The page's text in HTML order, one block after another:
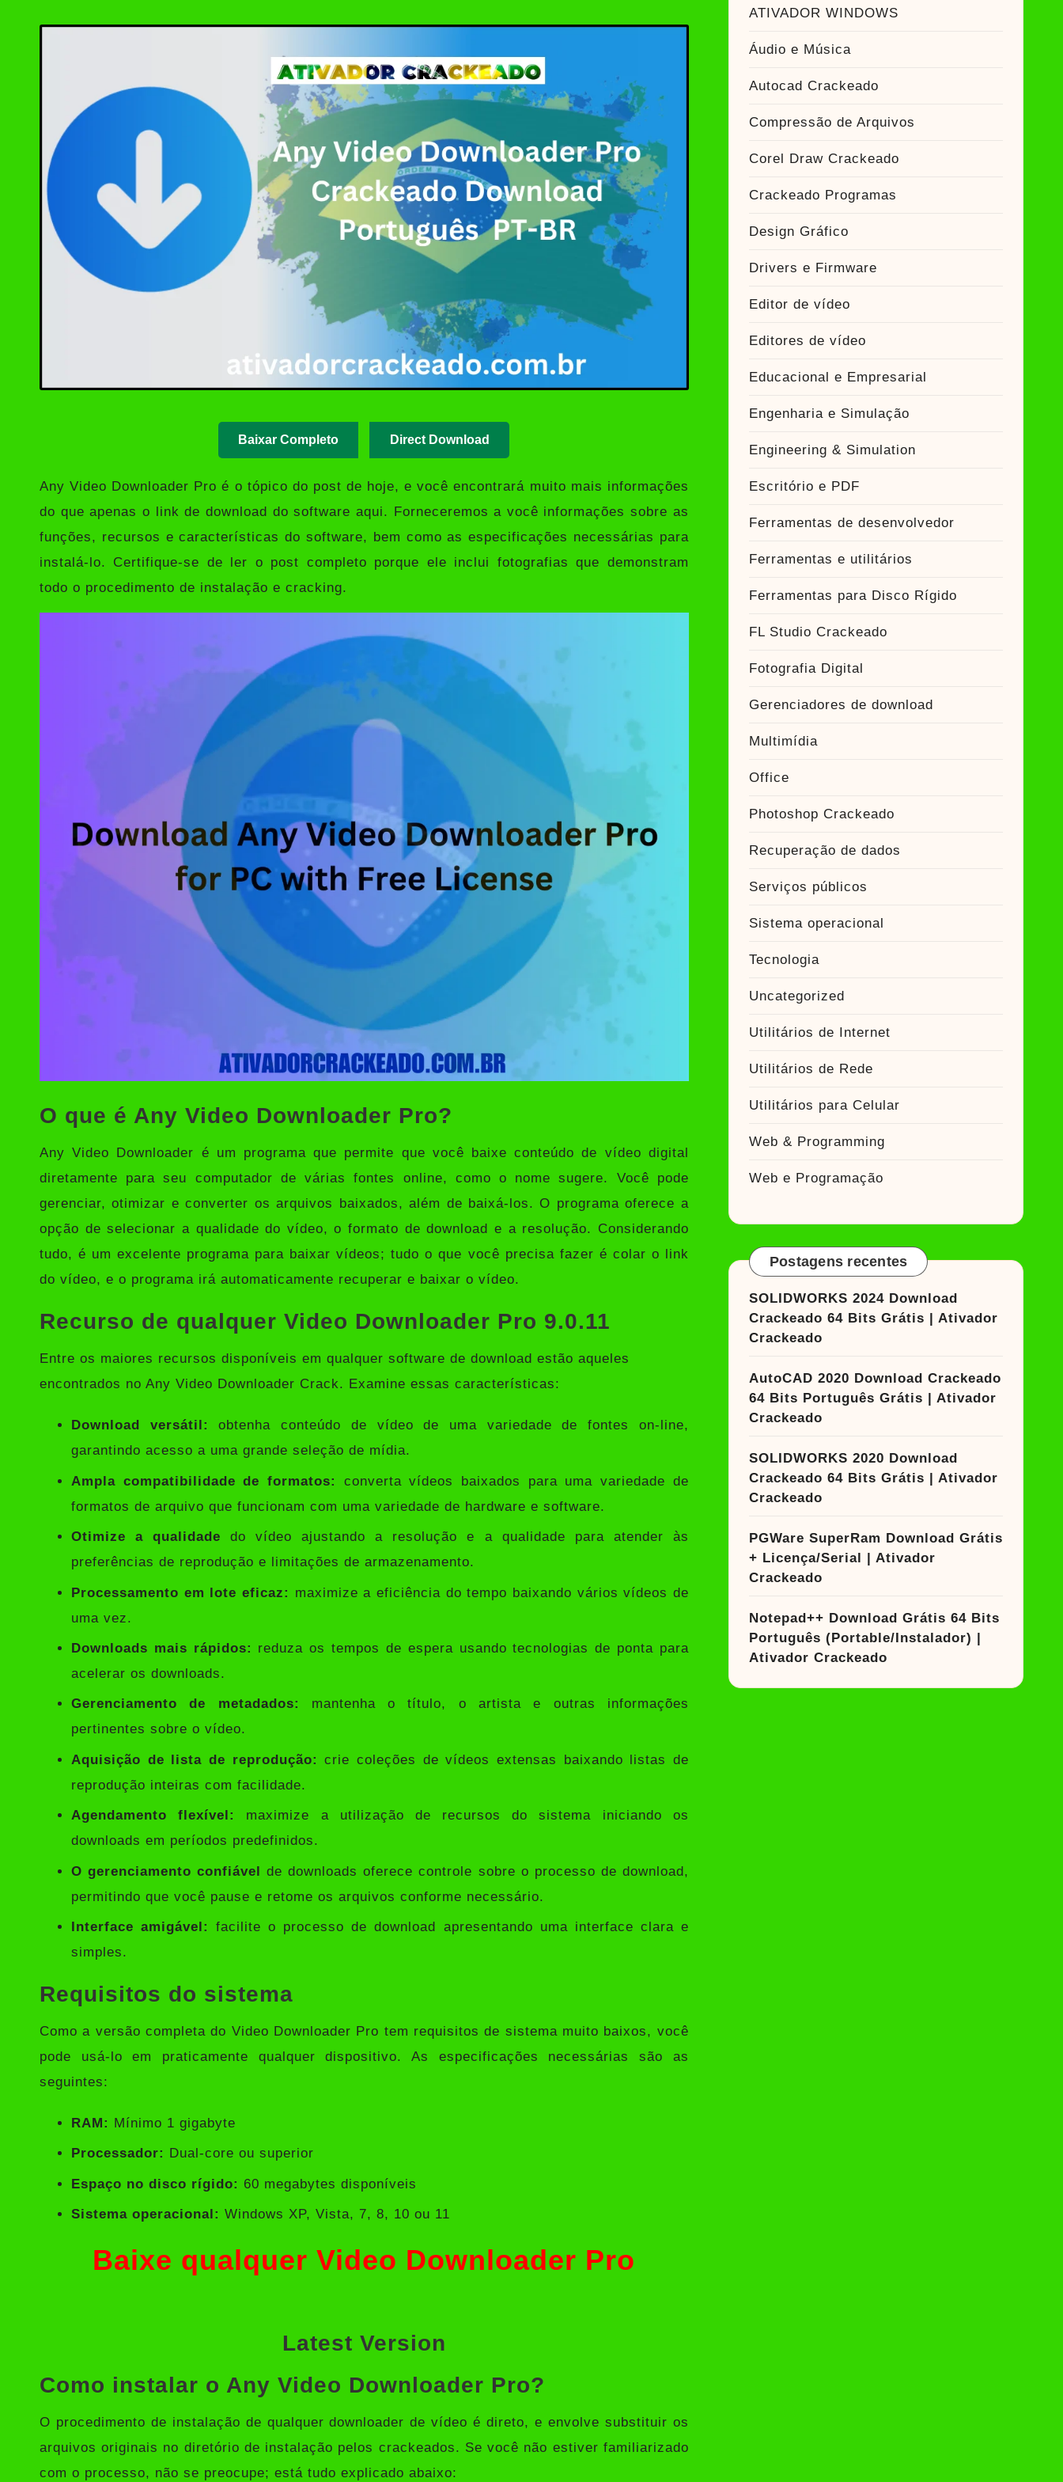
Hitman Pro Crackeado + Serial Key 2026: Download Grátis no Ativador Crackeado
DVD Audio Extractor Download Grátis + Licença/Serial | Ativador Crackeado
Baixar Completo Direct Download
Any Video Downloader Pro é o tópico do post de hoje, e você encontrará muito mais informações
do que apenas o link de download do software aqui. Forneceremos a você informações sobre as
funções, recursos e características do software, bem como as especificações necessárias para
instalá-lo. Certifique-se de ler o post completo porque ele inclui fotografias que demonstram
todo o procedimento de instalação e cracking.
O que é Any Video Downloader Pro?
Any Video Downloader é um programa que permite que você baixe conteúdo de vídeo digital
diretamente para seu computador de várias fontes online, como o nome sugere. Você pode
gerenciar, otimizar e converter os arquivos baixados, além de baixá-los. O programa oferece a
opção de selecionar a qualidade do vídeo, o formato de download e a resolução. Considerando
tudo, é um excelente programa para baixar vídeos; tudo o que você precisa fazer é colar o link
do vídeo, e o programa irá automaticamente recuperar e baixar o vídeo.
Recurso de qualquer Video Downloader Pro 9.0.11
Entre os maiores recursos disponíveis em qualquer software de download estão aqueles
encontrados no Any Video Downloader Crack. Examine essas características:
Download versátil:
obtenha conteúdo de vídeo de uma variedade de fontes on-line,
garantindo acesso a uma grande seleção de mídia.
Ampla compatibilidade de formatos:
converta vídeos baixados para uma variedade de
formatos de arquivo que funcionam com uma variedade de hardware e software.
Otimize a qualidade do vídeo ajustando a resolução e a qualidade para atender às
preferências de reprodução e limitações de armazenamento.
Processamento em lote eficaz: maximize a eficiência do tempo baixando vários vídeos de
uma vez.
Downloads mais rápidos: reduza os tempos de espera usando tecnologias de ponta para
acelerar os downloads.
Gerenciamento de metadados:
mantenha o título, o artista e outras informações
pertinentes sobre o vídeo.
Aquisição de lista de reprodução: crie coleções de vídeos extensas baixando listas de
reprodução inteiras com facilidade.
Agendamento flexível:
maximize a utilização de recursos do sistema iniciando os
downloads em períodos predefinidos.
O gerenciamento confiável de downloads oferece controle sobre o processo de download,
permitindo que você pause e retome os arquivos conforme necessário.
Interface amigável:
facilite o processo de download apresentando uma interface clara e
simples.
Requisitos do sistema
Como a versão completa do Video Downloader Pro tem requisitos de sistema muito baixos, você
pode usá-lo em praticamente qualquer dispositivo. As especificações necessárias são as
seguintes:
RAM: Mínimo 1 gigabyte
Processador: Dual-core ou superior
Espaço no disco rígido: 60 megabytes disponíveis
Sistema operacional: Windows XP, Vista, 7, 8, 10 ou 11
Baixe qualquer Video Downloader Pro
Latest Version
Como instalar o Any Video Downloader Pro?
O procedimento de instalação de qualquer downloader de vídeo é direto, e envolve substituir os
arquivos originais no diretório de instalação pelos crackeados. Se você não estiver familiarizado
com o processo, não se preocupe; está tudo explicado abaixo:
ATIVADOR WINDOWS
Áudio e Música
Autocad Crackeado
Compressão de Arquivos
Corel Draw Crackeado
Crackeado Programas
Design Gráfico
Drivers e Firmware
Editor de vídeo
Editores de vídeo
Educacional e Empresarial
Engenharia e Simulação
Engineering & Simulation
Escritório e PDF
Ferramentas de desenvolvedor
Ferramentas e utilitários
Ferramentas para Disco Rígido
FL Studio Crackeado
Fotografia Digital
Gerenciadores de download
Multimídia
Office
Photoshop Crackeado
Recuperação de dados
Serviços públicos
Sistema operacional
Tecnologia
Uncategorized
Utilitários de Internet
Utilitários de Rede
Utilitários para Celular
Web & Programming
Web e Programação
Postagens recentes
SOLIDWORKS 2024 Download
Crackeado 64 Bits Grátis | Ativador
Crackeado
AutoCAD 2020 Download Crackeado
64 Bits Português Grátis | Ativador
Crackeado
SOLIDWORKS 2020 Download
Crackeado 64 Bits Grátis | Ativador
Crackeado
PGWare SuperRam Download Grátis
+ Licença/Serial | Ativador
Crackeado
Notepad++ Download Grátis 64 Bits
Português (Portable/Instalador) |
Ativador Crackeado